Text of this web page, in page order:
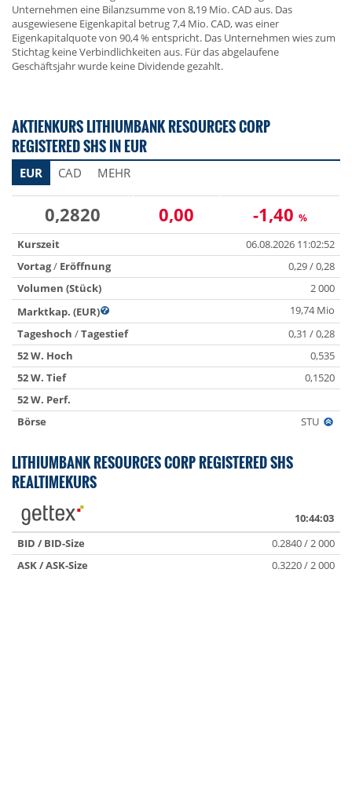
Unternehmen eine Bilanzsumme von 8,19 Mio. CAD aus. Das
ausgewiesene Eigenkapital betrug 7,4 Mio. CAD, was einer
Eigenkapitalquote von 90,4 % entspricht. Das Unternehmen wies zum
Stichtag keine Verbindlichkeiten aus. Für das abgelaufene
Geschäftsjahr wurde keine Dividende gezahlt.
AKTIENKURS LITHIUMBANK RESOURCES CORP
REGISTERED SHS IN EUR
EUR CAD MEHR
0,2820 0,00 -1,40 %
Kurszeit
06.08.2026 11:02:52
Vortag/ Eröffnung
0,29 / 0,28
Volumen (Stück)
2 000
Marktkap. (EUR)
19,74 Mio
Tageshoch /Tagestief
0,31 / 0,28
52 W. Hoch
0,535
52 W. Tief
0,1520
52 W. Perf.
Börse
STU
LITHIUMBANK RESOURCES CORP REGISTERED SHS
REALTIMEKURS
10:44:03
BID / BID-Size
0.2840 / 2 000
ASK / ASK-Size
0.3220 / 2 000